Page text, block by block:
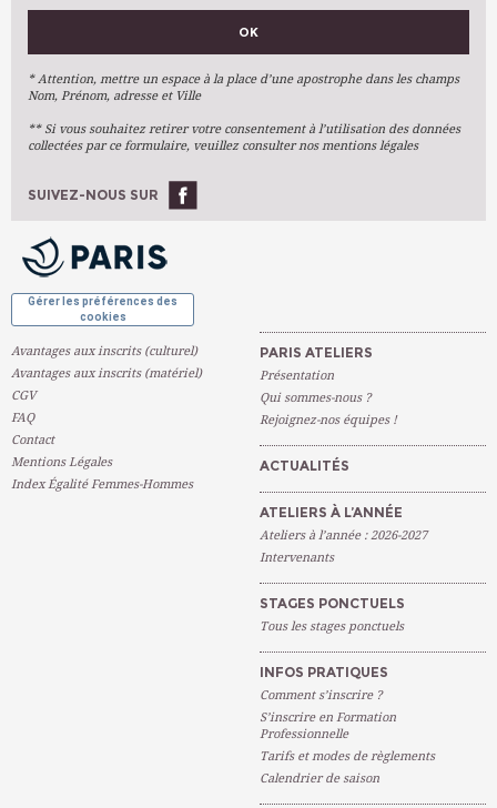
VOS PRÉFÉRENCES
Arts Plastiques
Arts Du Texte
Arts Numériques
Ateliers À L'année
OK
* Attention, mettre un espace à la place d’une apostrophe dans les champs
Nom, Prénom, adresse et Ville
** Si vous souhaitez retirer votre consentement à l’utilisation des données
collectées par ce formulaire, veuillez consulter nos mentions légales
SUIVEZ-NOUS SUR
Gérer les préférences des
cookies
Avantages aux inscrits (culturel)
Avantages aux inscrits (matériel)
CGV
FAQ
Contact
Mentions Légales
Index Égalité Femmes-Hommes
PARIS ATELIERS
Présentation
Qui sommes-nous ?
Rejoignez-nos équipes !
ACTUALITÉS
ATELIERS À L’ANNÉE
Ateliers à l’année : 2026-2027
Intervenants
STAGES PONCTUELS
Tous les stages ponctuels
INFOS PRATIQUES
Comment s’inscrire ?
S’inscrire en Formation
Professionnelle
Tarifs et modes de règlements
Calendrier de saison